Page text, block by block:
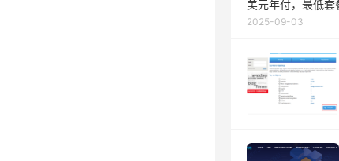
美元年付，最低套
2025-09-03